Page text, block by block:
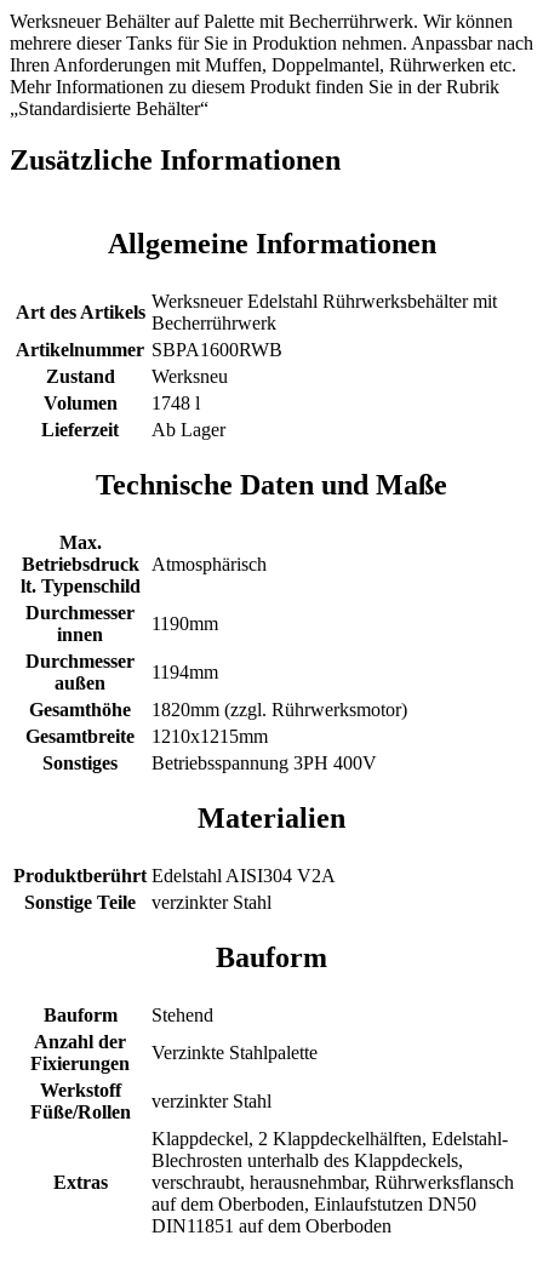
Werksneuer Behälter auf Palette mit Becherrührwerk. Wir können
mehrere dieser Tanks für Sie in Produktion nehmen. Anpassbar nach
Ihren Anforderungen mit Muffen, Doppelmantel, Rührwerken etc.
Mehr Informationen zu diesem Produkt finden Sie in der Rubrik
„Standardisierte Behälter“
Zusätzliche Informationen
Allgemeine Informationen
Art des Artikels
Werksneuer Edelstahl Rührwerksbehälter mit
Becherrührwerk
Artikelnummer SBPA1600RWB
Zustand
Werksneu
Volumen
1748 l
Lieferzeit
Ab Lager
Technische Daten und Maße
Max.
Betriebsdruck
lt. Typenschild
Atmosphärisch
Durchmesser
innen
1190mm
Durchmesser
außen
1194mm
Gesamthöhe
1820mm (zzgl. Rührwerksmotor)
Gesamtbreite
1210x1215mm
Sonstiges
Betriebsspannung 3PH 400V
Materialien
Produktberührt Edelstahl AISI304 V2A
Sonstige Teile
verzinkter Stahl
Bauform
Bauform
Stehend
Anzahl der
Fixierungen
Verzinkte Stahlpalette
Werkstoff
Füße/Rollen
verzinkter Stahl
Extras
Klappdeckel, 2 Klappdeckelhälften, Edelstahl-
Blechrosten unterhalb des Klappdeckels,
verschraubt, herausnehmbar, Rührwerksflansch
auf dem Oberboden, Einlaufstutzen DN50
DIN11851 auf dem Oberboden